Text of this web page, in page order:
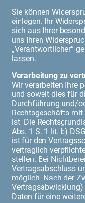
Sie können
einlegen. Ihr
sich aus Ihrer
uns Ihren
„Verantwortlicher“
lassen.
Verarbeitung zu
Wir verarbeiten Ihre
und soweit dies für
Durchführung und/
Rechtsgeschäfts mit
ist. Die
Abs. 1 S. 1 lit. b)
ist für den
vertraglich
stellen. Bei
Vertragsabschluss
möglich. Nach der
Vertragsabwicklung)
Daten für eine